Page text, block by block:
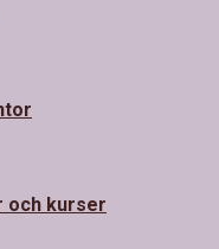
och kurser